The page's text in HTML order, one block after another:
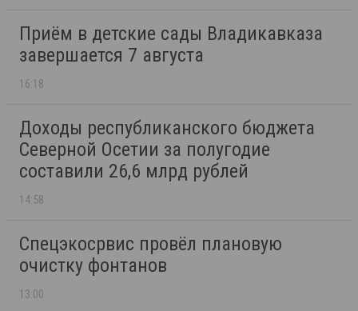
Приём в детские сады Владикавказа
завершается 7 августа
16:18
Доходы республиканского бюджета
Северной Осетии за полугодие
составили 26,6 млрд рублей
14:58
Спецэкосрвис провёл плановую
очистку фонтанов
13:00